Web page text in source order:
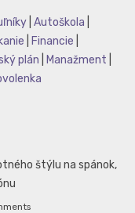
Autoškola
Financie
plán Manažment
štýlu na spánok,